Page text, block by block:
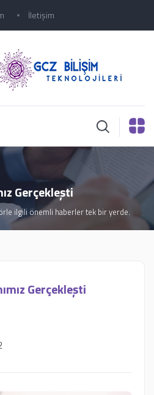
İletişim
Gerçekleşti
ilgili önemli haberler tek bir yerde.
Gerçekleşti